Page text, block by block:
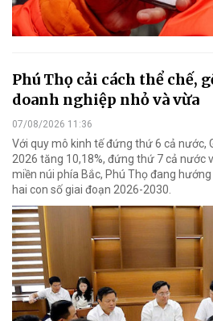
Phú Thọ cải cách thể chế,
doanh nghiệp nhỏ và vừa
07/08/2026 11:36
Với quy mô kinh tế đứng thứ 6 cả nước,
2026 tăng 10,18%, đứng thứ 7 cả nước
miền núi phía Bắc, Phú Thọ đang
hai con số giai đoạn 2026-2030.